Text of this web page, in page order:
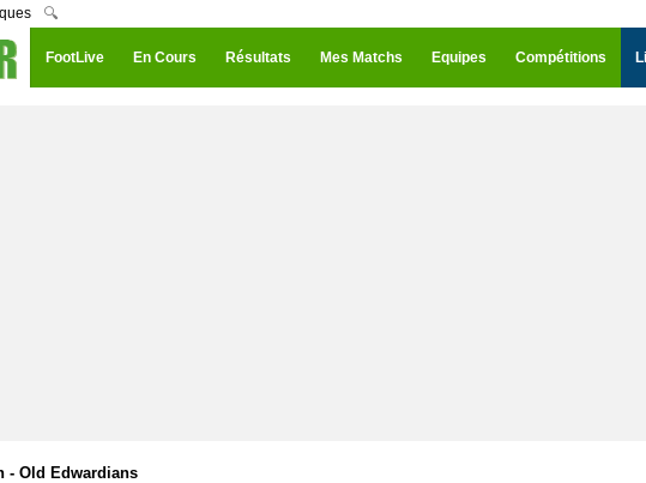
🔍
FootLive En Cours Résultats Mes Matchs Equipes Compétitions
- Old Edwardians